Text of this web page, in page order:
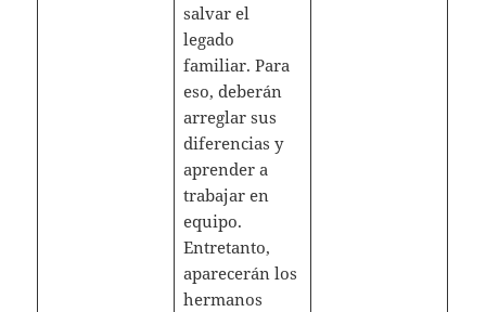
salvar el
legado
familiar. Para
eso, deberán
arreglar sus
diferencias y
aprender a
trabajar en
equipo.
Entretanto,
aparecerán los
hermanos